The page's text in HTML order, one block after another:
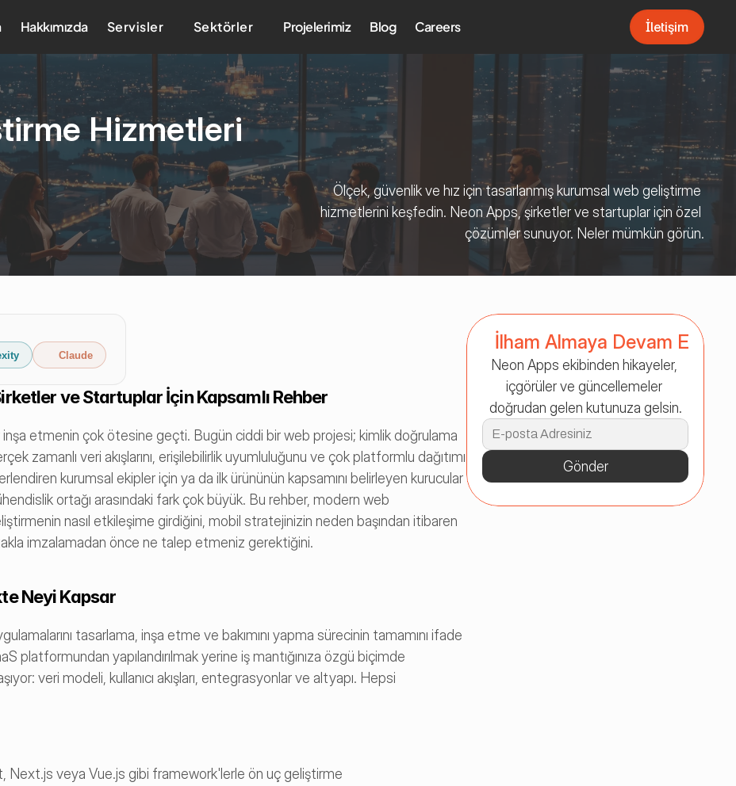
Hizmetleri
Ölçek, güvenlik ve hız için tasarlanmış kurumsal web geliştirme
hizmetlerini keşfedin. Neon Apps, şirketler ve startuplar için özel
çözümler sunuyor. Neler mümkün görün.
Claude
ve Startuplar İçin Kapsamlı Rehber
etmenin çok ötesine geçti. Bugün ciddi bir web projesi; kimlik doğrulama
zamanlı veri akışlarını, erişilebilirlik uyumluluğunu ve çok platformlu dağıtımı
kurumsal ekipler için ya da ilk ürününün kapsamını belirleyen kurucular
ortağı arasındaki fark çok büyük. Bu rehber, modern web
nasıl etkileşime girdiğini, mobil stratejinizin neden başından itibaren
imzalamadan önce ne talep etmeniz gerektiğini.
Neyi Kapsar
tasarlama, inşa etme ve bakımını yapma sürecinin tamamını ifade
platformundan yapılandırılmak yerine iş mantığınıza özgü biçimde
veri modeli, kullanıcı akışları, entegrasyonlar ve altyapı. Hepsi
Next.js veya Vue.js gibi framework'lerle ön uç geliştirme
İlham Almaya Devam Et
Neon Apps ekibinden hikayeler,
içgörüler ve güncellemeler
doğrudan gelen kutunuza gelsin.
Gönder
Hakkımızda Servisler Sektörler Projelerimiz Blog Careers
İletişim
İletişim